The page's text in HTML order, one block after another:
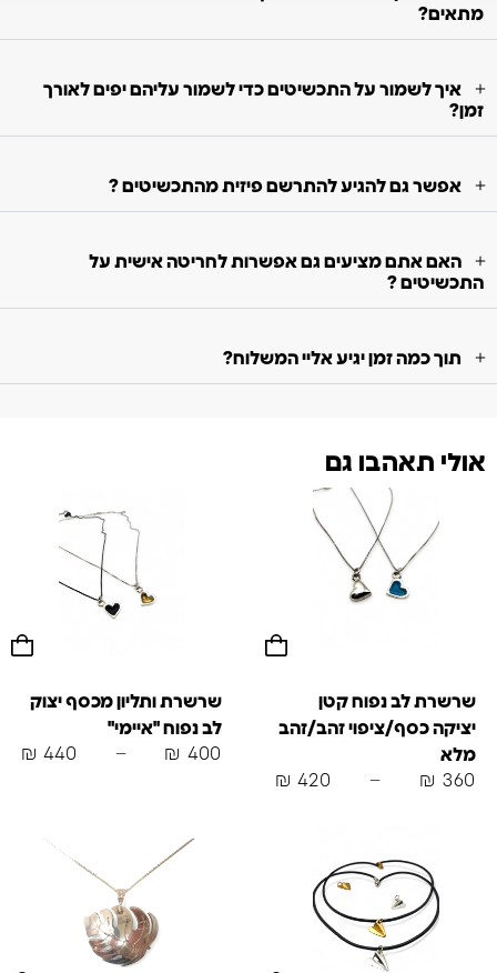
מתאים?
איך לשמור על התכשיטים כדי לשמור עליהם יפים לאורך
זמן?
אפשר גם להגיע להתרשם פיזית מהתכשיטים ?
האם אתם מציעים גם אפשרות לחריטה אישית על
התכשיטים ?
תוך כמה זמן יגיע אליי המשלוח?
אולי תאהבו גם
שרשרת לב נפוח קטן
יציקה כסף/ציפוי זהב/זהב
מלא
₪ 360
–
₪ 420
שרשרת ותליון מכסף יצוק
לב נפוח "איימי"
₪ 400
–
₪ 440